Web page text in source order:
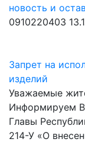
новость и
0910220403
Запрет на
изделий
Уважаемые
Информируем
Главы
214-У «О